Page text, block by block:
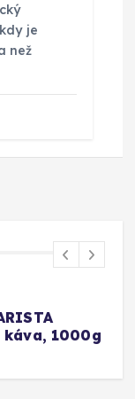
je
než
Tchibo
vs.